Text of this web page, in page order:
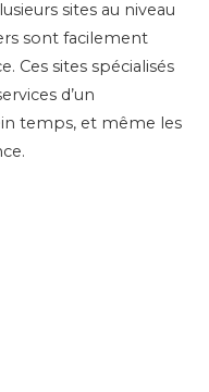
sites au niveau
sont facilement
Ces sites spécialisés
d’un
temps, et même les